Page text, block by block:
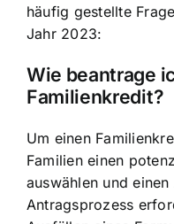
häufig gestellte
Jahr 2023:
Wie beantrage
Familienkredit?
Um einen
Familien einen
auswählen und
Antragsprozess